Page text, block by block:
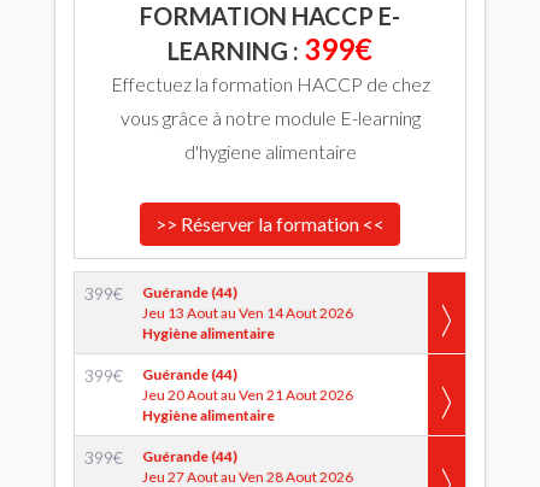
FORMATION HACCP E-
LEARNING : 399€
Effectuez la formation HACCP de chez
vous grâce à notre module E-learning
d'hygiene alimentaire
>> Réserver la formation <<
399€
Guérande (44)
Jeu 13 Aout au Ven 14 Aout 2026
Hygiène alimentaire
399€
Guérande (44)
Jeu 20 Aout au Ven 21 Aout 2026
Hygiène alimentaire
399€
Guérande (44)
Jeu 27 Aout au Ven 28 Aout 2026